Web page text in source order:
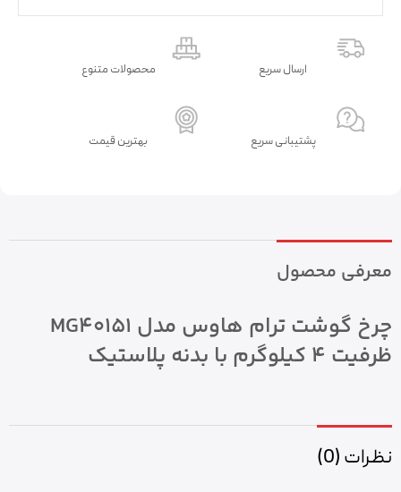
ارسال سریع محصولات متنوع
پشتیبانی سریع بهترین قیمت
معرفی محصول
چرخ گوشت ترام هاوس مدل MG40151
ظرفیت ۴ کیلوگرم با بدنه پلاستیک
نظرات (0)